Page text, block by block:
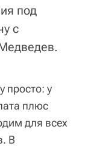
под
с
просто: у
плюс
для всех
В